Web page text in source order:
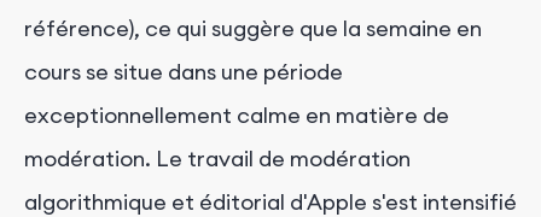
référence), ce qui suggère que la semaine en
cours se situe dans une période
exceptionnellement calme en matière de
modération. Le travail de modération
algorithmique et éditorial d'Apple s'est intensifié